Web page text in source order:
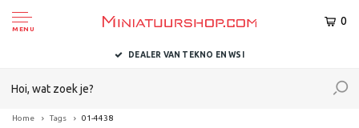
MENU
0
DEALER VAN TEKNO EN WSI
Home Tags 01-4438